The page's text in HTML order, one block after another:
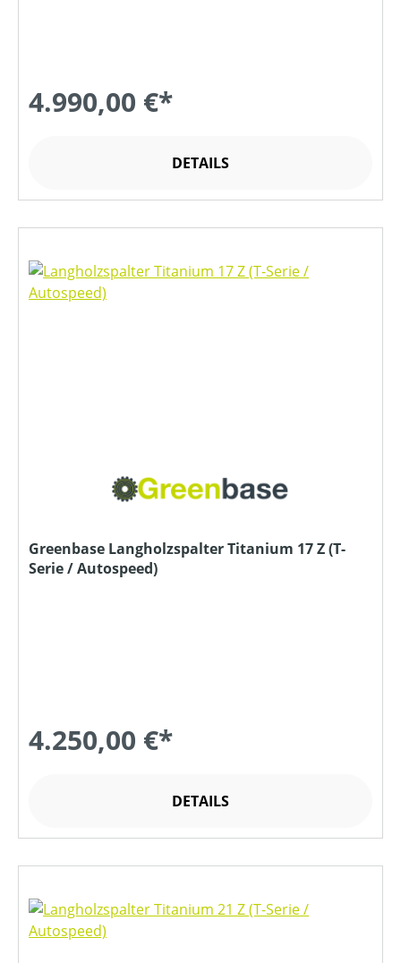
4.990,00 €*
DETAILS
Greenbase Langholzspalter Titanium 17 Z (T-
Serie / Autospeed)
4.250,00 €*
DETAILS